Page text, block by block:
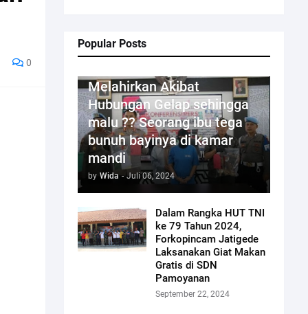
0
Popular Posts
Melahirkan Akibat
Hubungan Gelap sehingga
malu ?? Seorang ibu tega
bunuh bayinya di kamar
mandi
by Wida - Juli 06, 2024
Dalam Rangka HUT TNI
ke 79 Tahun 2024,
Forkopincam Jatigede
Laksanakan Giat Makan
Gratis di SDN
Pamoyanan
September 22, 2024